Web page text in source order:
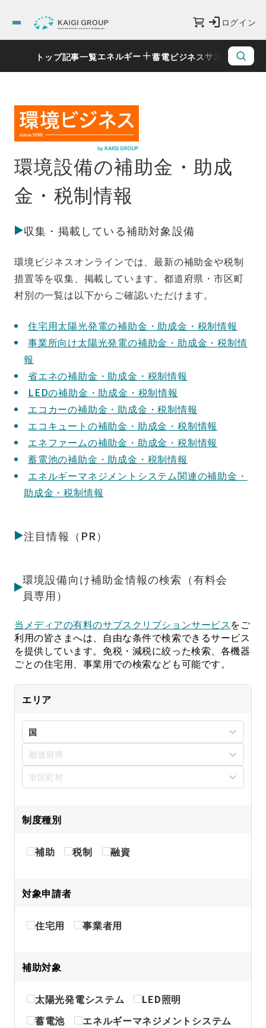
ログイン
トップ記事一覧エネルギー 蓄電ビジネスサステナビリ
環境設備の補助金・助成
金・税制情報
収集・掲載している補助対象設備
環境ビジネスオンラインでは、最新の補助金や税制
措置等を収集、掲載しています。都道府県・市区町
村別の一覧は以下からご確認いただけます。
住宅用太陽光発電の補助金・助成金・税制情報
事業所向け太陽光発電の補助金・助成金・税制情
報
省エネの補助金・助成金・税制情報
LEDの補助金・助成金・税制情報
エコカーの補助金・助成金・税制情報
エコキュートの補助金・助成金・税制情報
エネファームの補助金・助成金・税制情報
蓄電池の補助金・助成金・税制情報
エネルギーマネジメントシステム関連の補助金・
助成金・税制情報
注目情報（PR）
環境設備向け補助金情報の検索（有料会
員専用）
当メディアの有料のサブスクリプションサービスをご
利用の皆さまへは、自由な条件で検索できるサービス
を提供しています。免税・減税に絞った検索、各機器
ごとの住宅用、事業用での検索なども可能です。
エリア
国
都道府県
市区町村
制度種別
補助 税制 融資
対象申請者
住宅用 事業者用
補助対象
太陽光発電システム
LED照明
蓄電池
エネルギーマネジメントシステム